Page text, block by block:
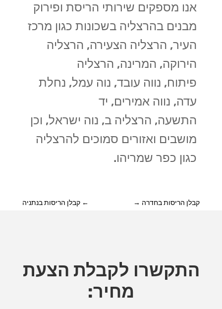
אנו מספקים שירותי הריסת ופירוק
מבנים בהרצליה בשכונות כגון מרכז
העיר, הרצליה הצעירה, הרצליה
הירוקה, המרינה, הרצליה
פיתוח, נווה עובד, נוה עמל, נחלת
עדה, נווה אמירים, יד
התשעה, הרצליה ב, נוה ישראל, וכן
מושבים ואזורים סמוכים להרצליה
כגון כפר שמריהו.
←קבלן הריסות בנתניה קבלן הריסות בחדרה →
התקשרו לקבלת הצעת
מחיר: